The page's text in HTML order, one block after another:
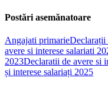
Postări asemănatoare
Angajati primarieDeclarații
avere si interese salariati
2023Declaratii de avere si
și interese salariați 2025